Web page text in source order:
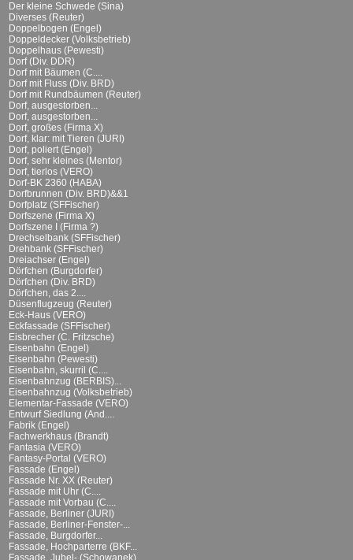
Der kleine Schwede (Sina)
Diverses (Reuter)
Doppelbogen (Engel)
Doppeldecker (Volksbetrieb)
Doppelhaus (Pewesti)
Dorf (Div. DDR)
Dorf mit Bäumen (C....
Dorf mit Fluss (Div. BRD)
Dorf mit Rundbäumen (Reuter)
Dorf, ausgestorben...
Dorf, ausgestorben...
Dorf, großes (Firma X)
Dorf, klar: mit Tieren (JURI)
Dorf, poliert (Engel)
Dorf, sehr kleines (Mentor)
Dorf, tierlos (VERO)
Dorf-BK 2360 (HABA)
Dorfbrunnen (Div. BRD)&&1
Dorfplatz (SFFischer)
Dorfszene (Firma X)
Dorfszene I (Firma ?)
Drechselbank (SFFischer)
Drehbank (SFFischer)
Dreiachser (Engel)
Dörfchen (Burgdorfer)
Dörfchen (Div. BRD)
Dörfchen, das 2....
Düsenflugzeug (Reuter)
Eck-Haus (VERO)
Eckfassade (SFFischer)
Eisbrecher (C. Fritzsche)
Eisenbahn (Engel)
Eisenbahn (Pewesti)
Eisenbahn, skurril (C....
Eisenbahnzug (BERBIS)...
Eisenbahnzug (Volksbetrieb)
Elementar-Fassade (VERO)
Entwurf Siedlung (And....
Fabrik (Engel)
Fachwerkhaus (Brandt)
Fantasia (VERO)
Fantasy-Portal (VERO)
Fassade (Engel)
Fassade Nr. XX (Reuter)
Fassade mit Uhr (C....
Fassade mit Vorbau (C....
Fassade, Berliner (JURI)
Fassade, Berliner-Fenster-...
Fassade, Burgdorfer...
Fassade, Hochparterre (BKF...
Fassade, Jubel- (Schowanek)